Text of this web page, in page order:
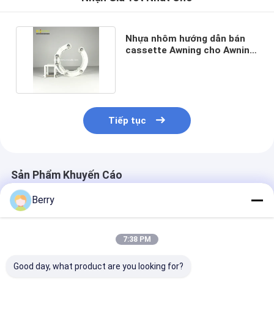
Nhựa nhôm hướng dẫn bán
cassette Awning cho Awning
Tiếp tục
Sản Phẩm Khuyến Cáo
Berry
7:38 PM
Good day, what product are you looking for?